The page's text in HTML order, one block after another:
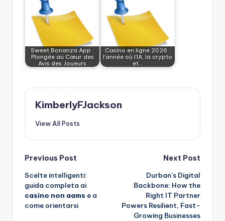
Sweet Bonanza App :
Plongée au Cœur des
Avis des Joueurs
Casino en ligne 2026 :
l’année où l’IA, la crypto
et…
KimberlyFJackson
View All Posts
Post
navigation
Previous Post
Scelte intelligenti:
guida completa ai
casino non aams e a
come orientarsi
Next Post
Durban’s Digital
Backbone: How the
Right IT Partner
Powers Resilient, Fast-
Growing Businesses